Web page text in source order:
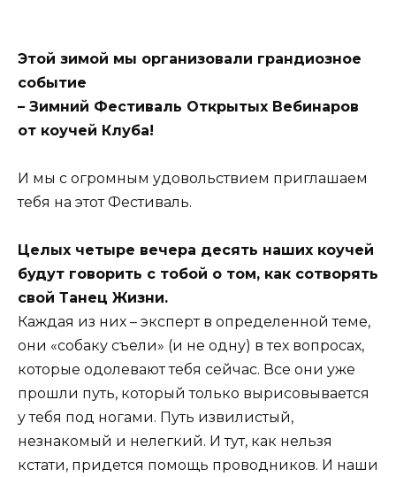
Этой зимой мы организовали грандиозное
событие
– Зимний Фестиваль Открытых Вебинаров
от коучей Клуба!
И мы с огромным удовольствием приглашаем
тебя на этот Фестиваль.
Целых четыре вечера десять наших коучей
будут говорить с тобой о том, как сотворять
свой Танец Жизни.
Каждая из них – эксперт в определенной теме,
они «собаку съели» (и не одну) в тех вопросах,
которые одолевают тебя сейчас. Все они уже
прошли путь, который только вырисовывается
у тебя под ногами. Путь извилистый,
незнакомый и нелегкий. И тут, как нельзя
кстати, придется помощь проводников. И наши